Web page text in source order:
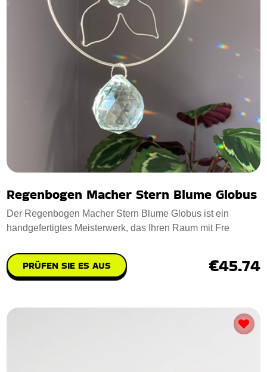
Regenbogen Macher Stern Blume Globus
Der Regenbogen Macher Stern Blume Globus ist ein
handgefertigtes Meisterwerk, das Ihren Raum mit Fre
PRÜFEN SIE ES AUS €45.74